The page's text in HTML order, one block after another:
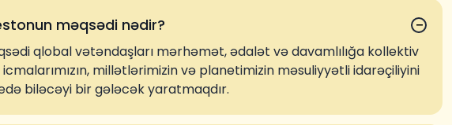
məqsədi nədir? −
qlobal vətəndaşları mərhəmət, ədalət və davamlılığa kollektiv
millətlərimizin və planetimizin məsuliyyətli idarəçiliyini
biləcəyi bir gələcək yaratmaqdır.